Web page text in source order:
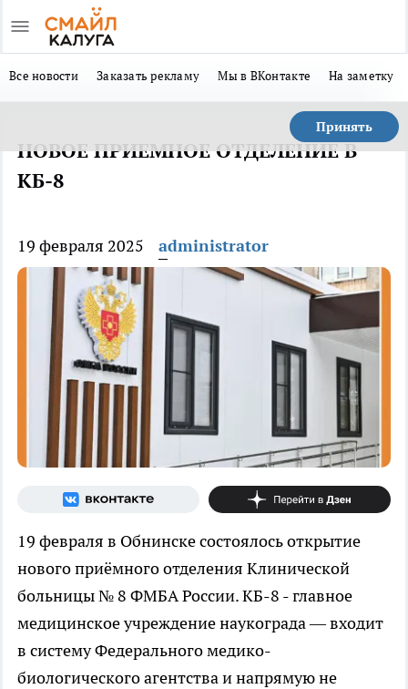
Все новости Заказать рекламу Мы в ВКонтакте На заметку
Принять
НОВОЕ ПРИЕМНОЕ ОТДЕЛЕНИЕ В
КБ-8
19 февраля 2025 administrator
19 февраля в Обнинске состоялось открытие
нового приёмного отделения Клинической
больницы № 8 ФМБА России. КБ-8 - главное
медицинское учреждение наукограда — входит
в систему Федерального медико-
биологического агентства и напрямую не